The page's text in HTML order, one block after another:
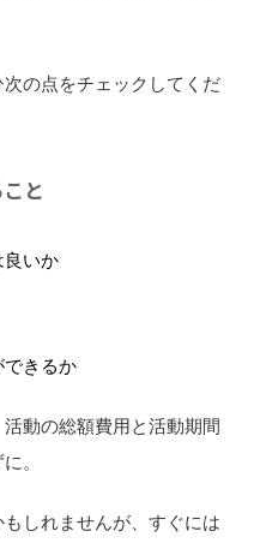
の点をチェックしてくだ
と
いか
きるか
活動の総額費用と活動期間
。
しれませんが、すぐには